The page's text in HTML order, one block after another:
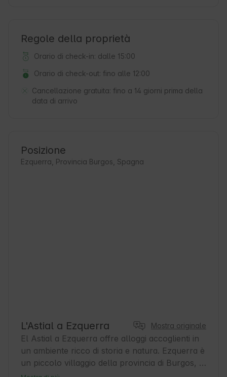
Regole della proprietà
Orario di check-in: dalle 15:00
Orario di check-out: fino alle 12:00
Cancellazione gratuita: fino a 14 giorni prima della
data di arrivo
Posizione
Ezquerra, Provincia Burgos, Spagna
L'Astial a Ezquerra Mostra originale
El Astial a Ezquerra offre alloggi accoglienti in
un ambiente ricco di storia e natura. Ezquerra è
un piccolo villaggio della provincia di Burgos,